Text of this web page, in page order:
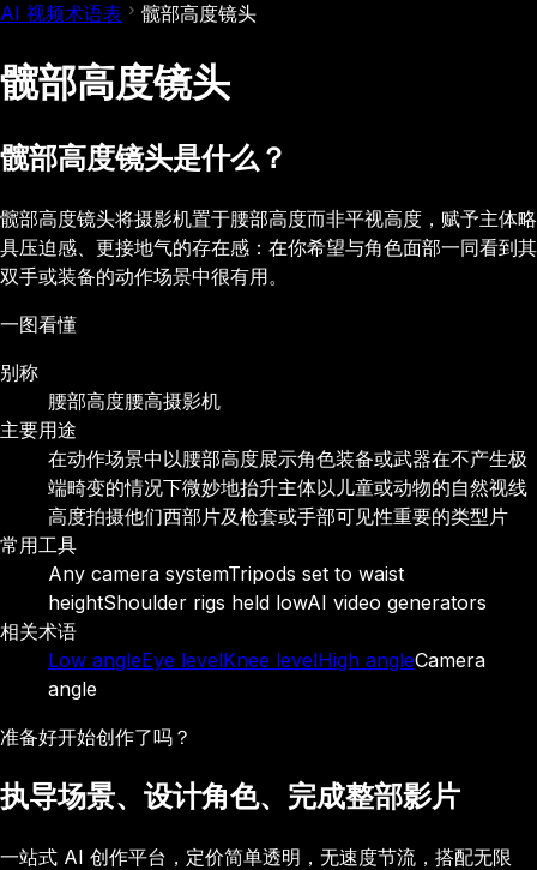
AI 视频术语表 髋部高度镜头
髋部高度镜头
髋部高度镜头是什么？
髋部高度镜头将摄影机置于腰部高度而非平视高度，赋予主体略
具压迫感、更接地气的存在感：在你希望与角色面部一同看到其
双手或装备的动作场景中很有用。
一图看懂
别称
腰部高度腰高摄影机
主要用途
在动作场景中以腰部高度展示角色装备或武器在不产生极
端畸变的情况下微妙地抬升主体以儿童或动物的自然视线
高度拍摄他们西部片及枪套或手部可见性重要的类型片
常用工具
Any camera systemTripods set to waist
heightShoulder rigs held lowAI video generators
相关术语
Low angleEye levelKnee levelHigh angleCamera
angle
准备好开始创作了吗？
执导场景、设计角色、完成整部影片
一站式 AI 创作平台，定价简单透明，无速度节流，搭配无限